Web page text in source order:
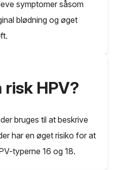
symptomer såsom
blødning og øget
risk HPV?
bruges til at beskrive
har en øget risiko for at
typerne 16 og 18.